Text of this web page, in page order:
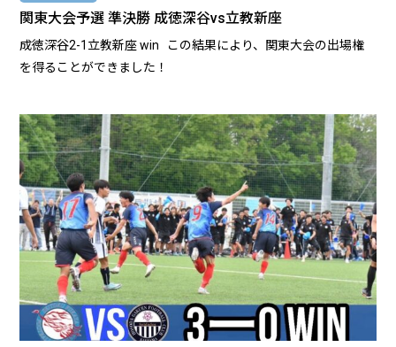
関東大会予選 準決勝 成徳深谷vs立教新座
成徳深谷2-1立教新座 win この結果により、関東大会の出場権